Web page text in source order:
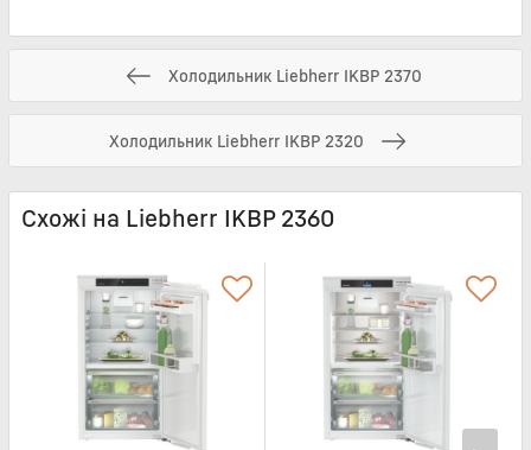
Холодильник Liebherr IKBP 2370
Холодильник Liebherr IKBP 2320
Схожі на Liebherr IKBP 2360